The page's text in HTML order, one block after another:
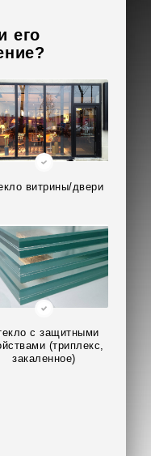
его
витрины/двери
с защитными
(триплекс,
закаленное)